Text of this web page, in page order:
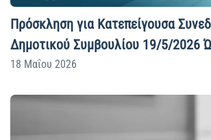
Πρόσκληση για Κατεπείγουσα
Δημοτικού Συμβουλίου 19/5/2026
18 Μαΐου 2026